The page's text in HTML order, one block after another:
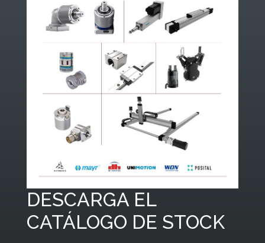
DESCARGA EL
CATÁLOGO DE STOCK